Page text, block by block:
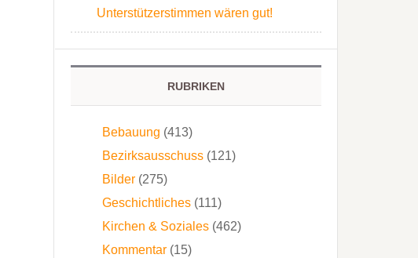
Unterstützerstimmen wären gut!
RUBRIKEN
Bebauung (413)
Bezirksausschuss (121)
Bilder (275)
Geschichtliches (111)
Kirchen & Soziales (462)
Kommentar (15)